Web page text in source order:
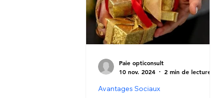
Avantages Sociaux
Paie opticonsult
10 nov. 2024
2 min de lecture